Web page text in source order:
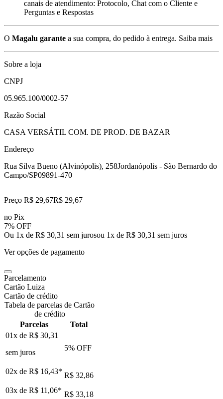
canais de atendimento: Protocolo, Chat com o Cliente e
Perguntas e Respostas
O Magalu garante a sua compra, do pedido à entrega. Saiba mais
Sobre a loja
CNPJ
05.965.100/0002-57
Razão Social
CASA VERSÁTIL COM. DE PROD. DE BAZAR
Endereço
Rua Silva Bueno (Alvinópolis), 258Jordanópolis - São Bernardo do
Campo/SP09891-470
Preço R$ 29,67R$ 29,67
no Pix
7% OFF
Ou 1x de R$ 30,31 sem jurosou 1x de R$ 30,31 sem juros
Ver opções de pagamento
Parcelamento
Cartão Luiza
Cartão de crédito
Tabela de parcelas de Cartão
de crédito
Parcelas
Total
01x de R$ 30,31
sem juros
5% OFF
02x de R$ 16,43* R$ 32,86
03x de R$ 11,06* R$ 33,18